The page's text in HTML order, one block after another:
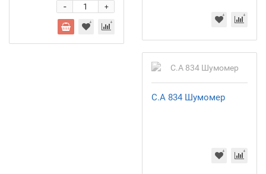
+
-
C.A 834 Шумомер